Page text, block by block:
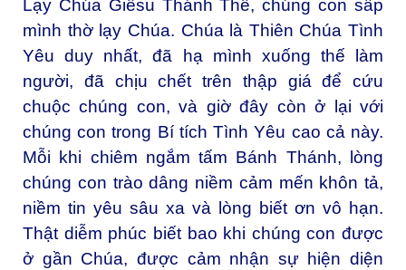
Lạy Chúa Giêsu Thánh Thể, chúng con sấp
mình thờ lạy Chúa. Chúa là Thiên Chúa Tình
Yêu duy nhất, đã hạ mình xuống thế làm
người, đã chịu chết trên thập giá để cứu
chuộc chúng con, và giờ đây còn ở lại với
chúng con trong Bí tích Tình Yêu cao cả này.
Mỗi khi chiêm ngắm tấm Bánh Thánh, lòng
chúng con trào dâng niềm cảm mến khôn tả,
niềm tin yêu sâu xa và lòng biết ơn vô hạn.
Thật diễm phúc biết bao khi chúng con được
ở gần Chúa, được cảm nhận sự hiện diện